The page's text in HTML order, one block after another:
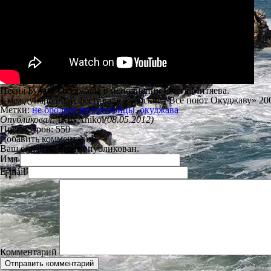
Песня Булата Окуджавы в исполнении Олега Митяева.
1 международный фестиваль в Москве «Все поют Окуджаву»
Метки:не бродяги не пропойцы,окуджава
Опубликовал:IRINAnikol(08.05.2012)
Просмотров: 550
Добавить комментарий
Ваш e-mail не будет опубликован.
Имя
E-mail
Комментарий